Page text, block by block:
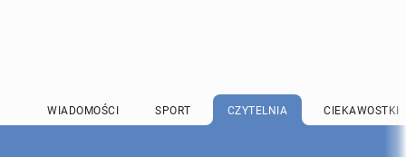
WIADOMOŚCI SPORT CZYTELNIA CIEKAWOSTKI